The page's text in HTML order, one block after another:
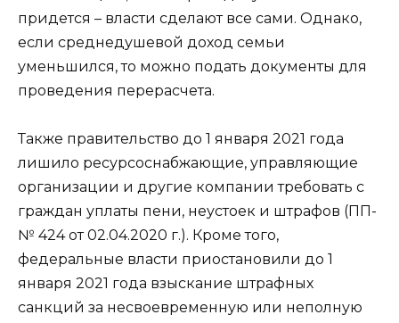
придется – власти сделают все сами. Однако,
если среднедушевой доход семьи
уменьшился, то можно подать документы для
проведения перерасчета.
Также правительство до 1 января 2021 года
лишило ресурсоснабжающие, управляющие
организации и другие компании требовать с
граждан уплаты пени, неустоек и штрафов (ПП-
№ 424 от 02.04.2020 г.). Кроме того,
федеральные власти приостановили до 1
января 2021 года взыскание штрафных
санкций за несвоевременную или неполную